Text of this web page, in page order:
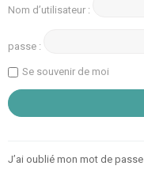
Nom d’utilisateur :
passe :
Se souvenir de moi
J’ai oublié mon mot de passe